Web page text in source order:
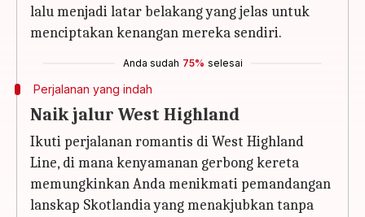
lalu menjadi latar belakang yang jelas untuk
menciptakan kenangan mereka sendiri.
Anda sudah 75% selesai
Perjalanan yang indah
Naik jalur West Highland
Ikuti perjalanan romantis di West Highland
Line, di mana kenyamanan gerbong kereta
memungkinkan Anda menikmati pemandangan
lanskap Skotlandia yang menakjubkan tanpa